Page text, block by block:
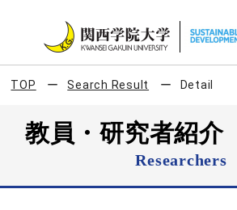
TOP Search Result Detail
教員・研究者紹介
Researchers